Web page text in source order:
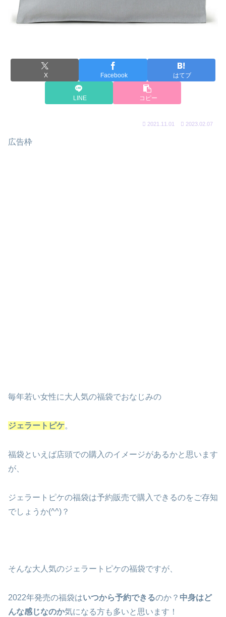
X Facebook はてブ
LINE コピー
2021.11.01 2023.02.07
広告枠
毎年若い女性に大人気の福袋でおなじみの
ジェラートピケ。
福袋といえば店頭での購入のイメージがあるかと思います
が、
ジェラートピケの福袋は予約販売で購入できるのをご存知
でしょうか(^^)？
そんな大人気のジェラートピケの福袋ですが、
2022年発売の福袋はいつから予約できるのか？ 中身はど
んな感じなのか気になる方も多いと思います！